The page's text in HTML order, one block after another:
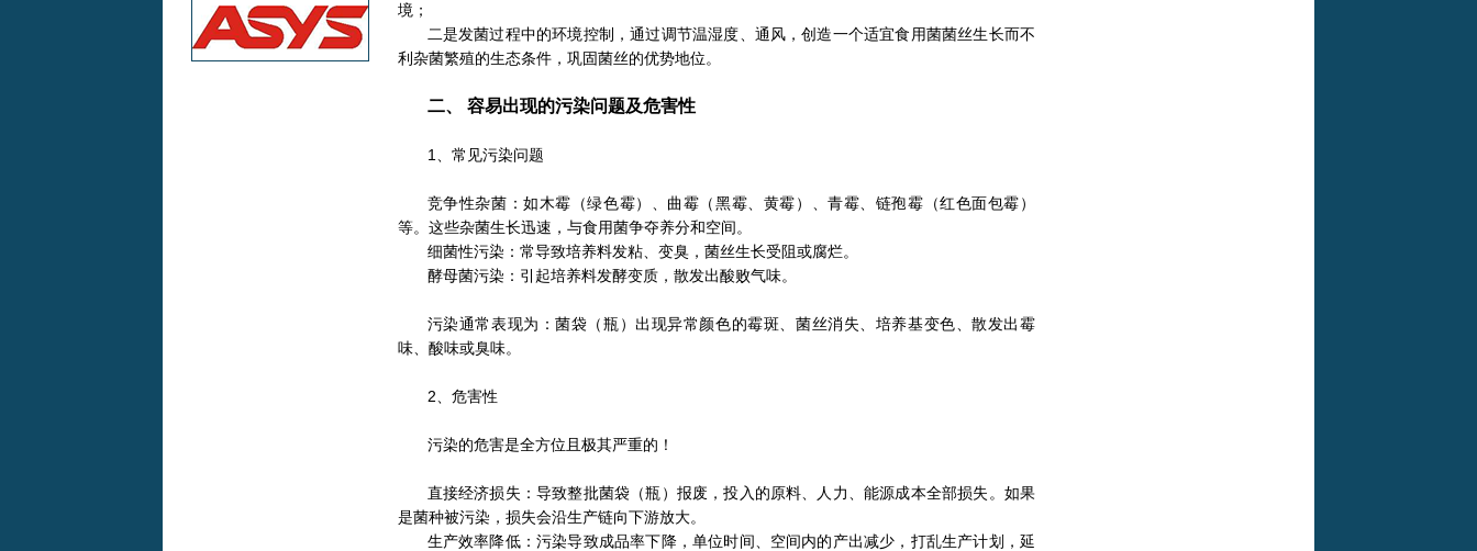
境；
二是发菌过程中的环境控制，通过调节温湿度、通风，创造一个适宜食用菌菌丝生长而不
利杂菌繁殖的生态条件，巩固菌丝的优势地位。
二、 容易出现的污染问题及危害性
1、常见污染问题
竞争性杂菌：如木霉（绿色霉）、曲霉（黑霉、黄霉）、青霉、链孢霉（红色面包霉）
等。这些杂菌生长迅速，与食用菌争夺养分和空间。
细菌性污染：常导致培养料发粘、变臭，菌丝生长受阻或腐烂。
酵母菌污染：引起培养料发酵变质，散发出酸败气味。
污染通常表现为：菌袋（瓶）出现异常颜色的霉斑、菌丝消失、培养基变色、散发出霉
味、酸味或臭味。
2、危害性
污染的危害是全方位且极其严重的！
直接经济损失：导致整批菌袋（瓶）报废，投入的原料、人力、能源成本全部损失。如果
是菌种被污染，损失会沿生产链向下游放大。
生产效率降低：污染导致成品率下降，单位时间、空间内的产出减少，打乱生产计划，延